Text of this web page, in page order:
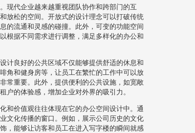
现代企业越来越重视团队协作和跨部门的互
放松的空间。开放式的设计理念可以打破传统
的流通和灵感的碰撞。此外，可变的功能空间
根据不同需求进行调整，满足多样化的办公和
计良好的公共区域不仅能够提供舒适的休息和
角和健身房等，让员工在繁忙的工作中可以放
常重要。此外，提供便利的公共设施，如宽敞
户的体验感，增加企业对外界的吸引力。
和价值观往往体现在它的办公空间设计中。通
文化传播的窗口。例如，展示公司历史的文化
，能够让访客和员工在进入写字楼的瞬间就感